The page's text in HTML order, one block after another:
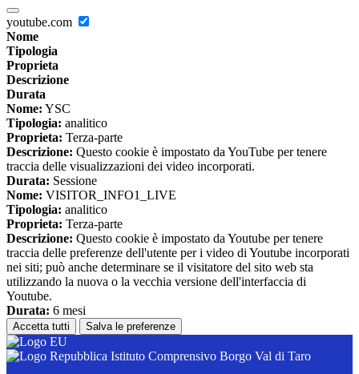
youtube.com
Nome
Tipologia
Proprieta
Descrizione
Durata
Nome: YSC
Tipologia: analitico
Proprieta: Terza-parte
Descrizione: Questo cookie è impostato da YouTube per tenere
traccia delle visualizzazioni dei video incorporati.
Durata: Sessione
Nome: VISITOR_INFO1_LIVE
Tipologia: analitico
Proprieta: Terza-parte
Descrizione: Questo cookie è impostato da Youtube per tenere
traccia delle preferenze dell'utente per i video di Youtube incorporati
nei siti; può anche determinare se il visitatore del sito web sta
utilizzando la nuova o la vecchia versione dell'interfaccia di
Youtube.
Durata: 6 mesi
Accetta tutti Salva le preferenze
Istituto Comprensivo Borgo Val di Taro